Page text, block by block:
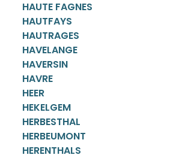
HAUTE FAGNES
HAUTFAYS
HAUTRAGES
HAVELANGE
HAVERSIN
HAVRE
HEER
HEKELGEM
HERBESTHAL
HERBEUMONT
HERENTHALS